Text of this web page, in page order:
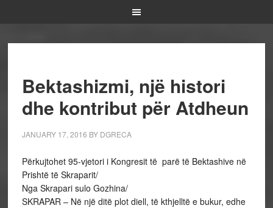
Bektashizmi, një histori
dhe kontribut për Atdheun
JANUARY 17, 2016 BY DGRECA
Përkujtohet 95-vjetori i Kongresit të parë të Bektashive në
Prishtë të Skraparit/
Nga Skrapari sulo Gozhina/
SKRAPAR – Në një ditë plot diell, të kthjelltë e bukur, edhe